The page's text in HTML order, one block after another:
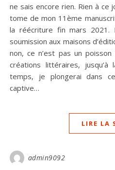
ne sais encore rien. Rien à ce
tome de mon 11ème
la réécriture fin mars 2021.
soumission aux maisons
non, ce n’est pas un poisson
créations littéraires,
temps, je plongerai dans
captive…
LIRE LA
admin9092